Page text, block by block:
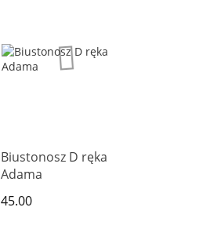
Biustonosz D ręka
Adama
45.00